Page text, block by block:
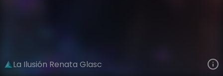
La Ilusión Renata Glasc